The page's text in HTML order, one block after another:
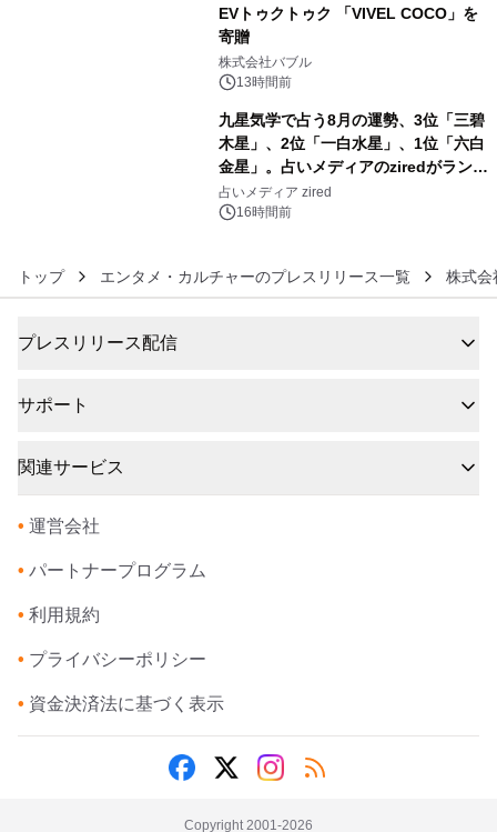
EVトゥクトゥク 「VIVEL COCO」を
寄贈
株式会社バブル
13時間前
九星気学で占う8月の運勢、3位「三碧
木星」、2位「一白水星」、1位「六白
金星」。占いメディアのziredがランキ
ングを発表
占いメディア zired
16時間前
トップ エンタメ・カルチャーのプレスリリース一覧 株式会
プレスリリース配信
サポート
関連サービス
• 運営会社
• パートナープログラム
• 利用規約
• プライバシーポリシー
• 資金決済法に基づく表示
Copyright 2001-2026